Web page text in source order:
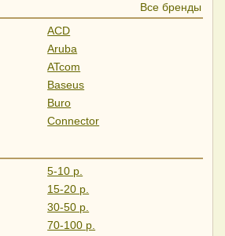
Все бренды
ACD
Aruba
ATcom
Baseus
Buro
Connector
Dahua
Digma
ExeGate
Fortinet
Generica
5-10 р.
15-20 р.
30-50 р.
70-100 р.